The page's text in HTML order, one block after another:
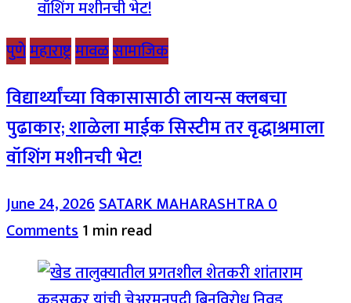
पुणेमहाराष्ट्रमावळसामाजिक
विद्यार्थ्यांच्या विकासासाठी लायन्स क्लबचा
पुढाकार; शाळेला माईक सिस्टीम तर वृद्धाश्रमाला
वॉशिंग मशीनची भेट!
June 24, 2026SATARK MAHARASHTRA0
Comments1 min read